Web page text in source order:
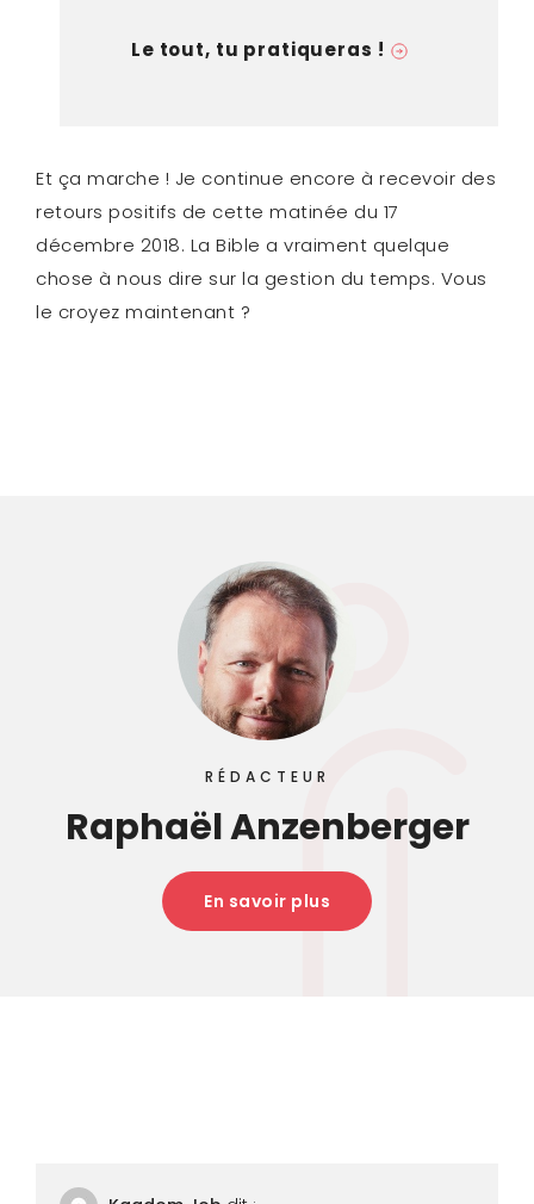
Le tout, tu pratiqueras !
Et ça marche ! Je continue encore à recevoir des
retours positifs de cette matinée du 17
décembre 2018. La Bible a vraiment quelque
chose à nous dire sur la gestion du temps. Vous
le croyez maintenant ?
RÉDACTEUR
Raphaël Anzenberger
En savoir plus